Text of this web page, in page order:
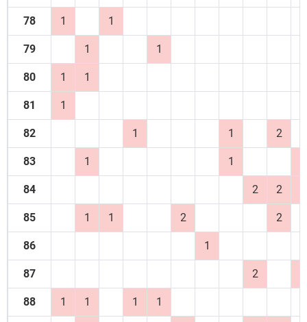
78 1 1
79 1 1
80 1 1
81 1
82 1 1 2
83 1 1
84 2 2
85 1 1 2 2
86 1
87 2
88 1 1 1 1